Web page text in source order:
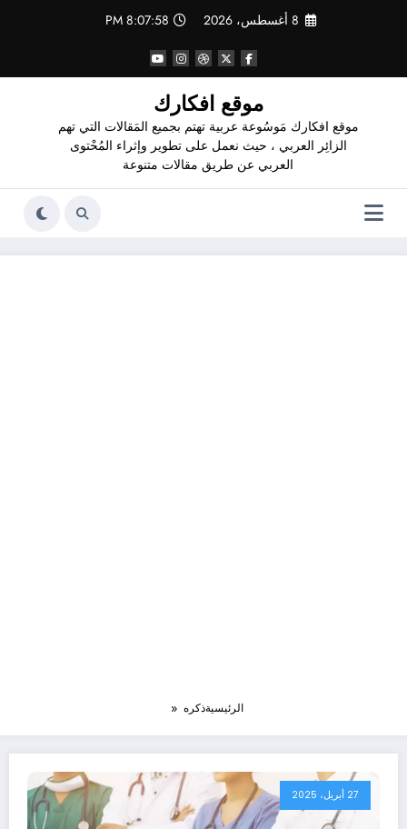
8 أغسطس، 2026 8:07:59 PM
موقع افكارك
موقع افكارك مَوسُوعة عربية تهتم بجميع المَقالات التي تهم
الزائِر العربي ، حيث نعمل على تطوير وإثراء المُحْتوى
العربي عن طريق مقالات متنوعة
الرئيسيةذكره
27 أبريل، 2025